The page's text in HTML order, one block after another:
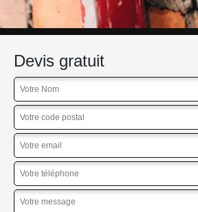
Devis gratuit